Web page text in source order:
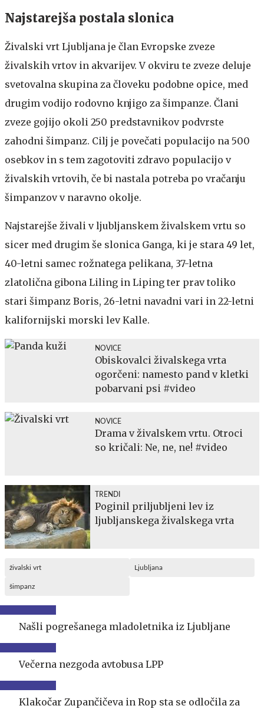
Najstarejša postala slonica
Živalski vrt Ljubljana je član Evropske zveze
živalskih vrtov in akvarijev. V okviru te zveze deluje
svetovalna skupina za človeku podobne opice, med
drugim vodijo rodovno knjigo za šimpanze. Člani
zveze gojijo okoli 250 predstavnikov podvrste
zahodni šimpanz. Cilj je povečati populacijo na 500
osebkov in s tem zagotoviti zdravo populacijo v
živalskih vrtovih, če bi nastala potreba po vračanju
šimpanzov v naravno okolje.
Najstarejše živali v ljubljanskem živalskem vrtu so
sicer med drugim še slonica Ganga, ki je stara 49 let,
40-letni samec rožnatega pelikana, 37-letna
zlatolična gibona Liling in Liping ter prav toliko
stari šimpanz Boris, 26-letni navadni vari in 22-letni
kalifornijski morski lev Kalle.
NOVICE
Obiskovalci živalskega vrta
ogorčeni: namesto pand v kletki
pobarvani psi #video
NOVICE
Drama v živalskem vrtu. Otroci
so kričali: Ne, ne, ne! #video
TRENDI
Poginil priljubljeni lev iz
ljubljanskega živalskega vrta
živalski vrt Ljubljana
šimpanz
Našli pogrešanega mladoletnika iz Ljubljane
Večerna nezgoda avtobusa LPP
Klakočar Zupančičeva in Rop sta se odločila za